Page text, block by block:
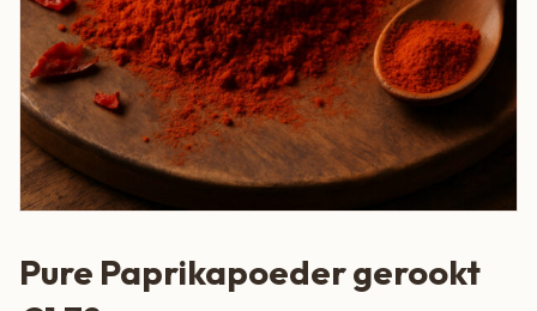
Pure Paprikapoeder gerookt